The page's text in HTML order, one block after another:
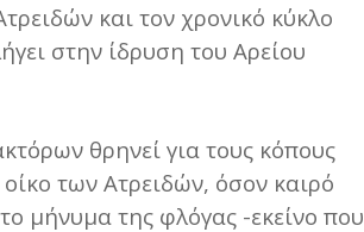
και τον χρονικό κύκλο
στην ίδρυση του Αρείου
θρηνεί για τους κόπους
των Ατρειδών, όσον καιρό
μήνυμα της φλόγας -εκείνο που